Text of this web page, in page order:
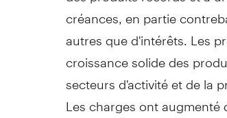
créances, en partie
autres que d'intérêts. Les
croissance solide des
secteurs d'activité et de la
Les charges ont augmenté